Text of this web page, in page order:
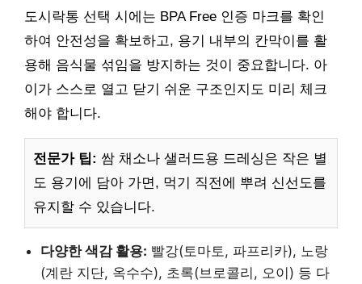
도시락통 선택 시에는 BPA Free 인증 마크를 확인
하여 안전성을 확보하고, 용기 내부의 칸막이를 활
용해 음식물 섞임을 방지하는 것이 중요합니다. 아
이가 스스로 열고 닫기 쉬운 구조인지도 미리 체크
해야 합니다.
전문가 팁: 쌈 채소나 샐러드용 드레싱은 작은 별
도 용기에 담아 가면, 먹기 직전에 뿌려 신선도를
유지할 수 있습니다.
다양한 색감 활용: 빨강(토마토, 파프리카), 노랑
(계란 지단, 옥수수), 초록(브로콜리, 오이) 등 다